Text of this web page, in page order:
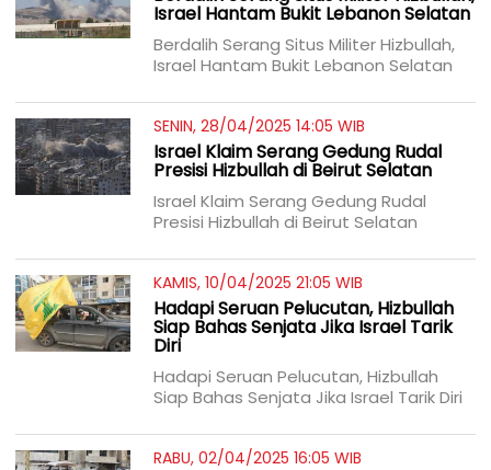
Israel Hantam Bukit Lebanon Selatan
Berdalih Serang Situs Militer Hizbullah,
Israel Hantam Bukit Lebanon Selatan
SENIN, 28/04/2025 14:05 WIB
Israel Klaim Serang Gedung Rudal
Presisi Hizbullah di Beirut Selatan
Israel Klaim Serang Gedung Rudal
Presisi Hizbullah di Beirut Selatan
KAMIS, 10/04/2025 21:05 WIB
Hadapi Seruan Pelucutan, Hizbullah
Siap Bahas Senjata Jika Israel Tarik
Diri
Hadapi Seruan Pelucutan, Hizbullah
Siap Bahas Senjata Jika Israel Tarik Diri
RABU, 02/04/2025 16:05 WIB